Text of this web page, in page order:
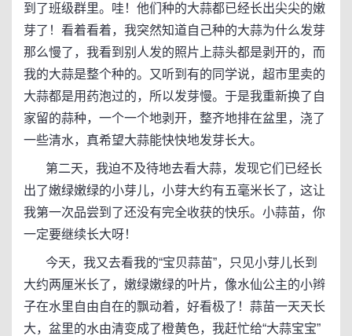
到了班级群里。哇！他们种的大蒜都已经长出尖尖的嫩
芽了！看着看着，我突然知道自己种的大蒜为什么发芽
那么慢了，我看到别人发的照片上蒜头都是剥开的，而
我的大蒜是整个种的。又听到有的同学说，超市里卖的
大蒜都是用药泡过的，所以发芽慢。于是我重新换了自
家留的蒜种，一个一个地剥开，整齐地排在盆里，浇了
一些清水，真希望大蒜能快快地发芽长大。
第二天，我迫不及待地去看大蒜，发现它们已经长
出了嫩绿嫩绿的小芽儿，小芽大约有五毫米长了，这让
我第一次品尝到了还没有完全收获的快乐。小蒜苗，你
一定要继续长大呀！
今天，我又去看我的“宝贝蒜苗”，只见小芽儿长到
大约两厘米长了，嫩绿嫩绿的叶片，像水仙公主的小辫
子在水里自由自在的飘动着，好看极了！蒜苗一天天长
大，盆里的水由清变成了橙黄色，我赶忙给“大蒜宝宝”